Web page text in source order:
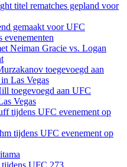
titel rematches gepland voor
gemaakt voor UFC
evenementen
Neiman Gracie vs. Logan
toegevoegd aan
Las Vegas
toegevoegd aan UFC
Vegas
tijdens UFC evenement op
tijdens UFC evenement op